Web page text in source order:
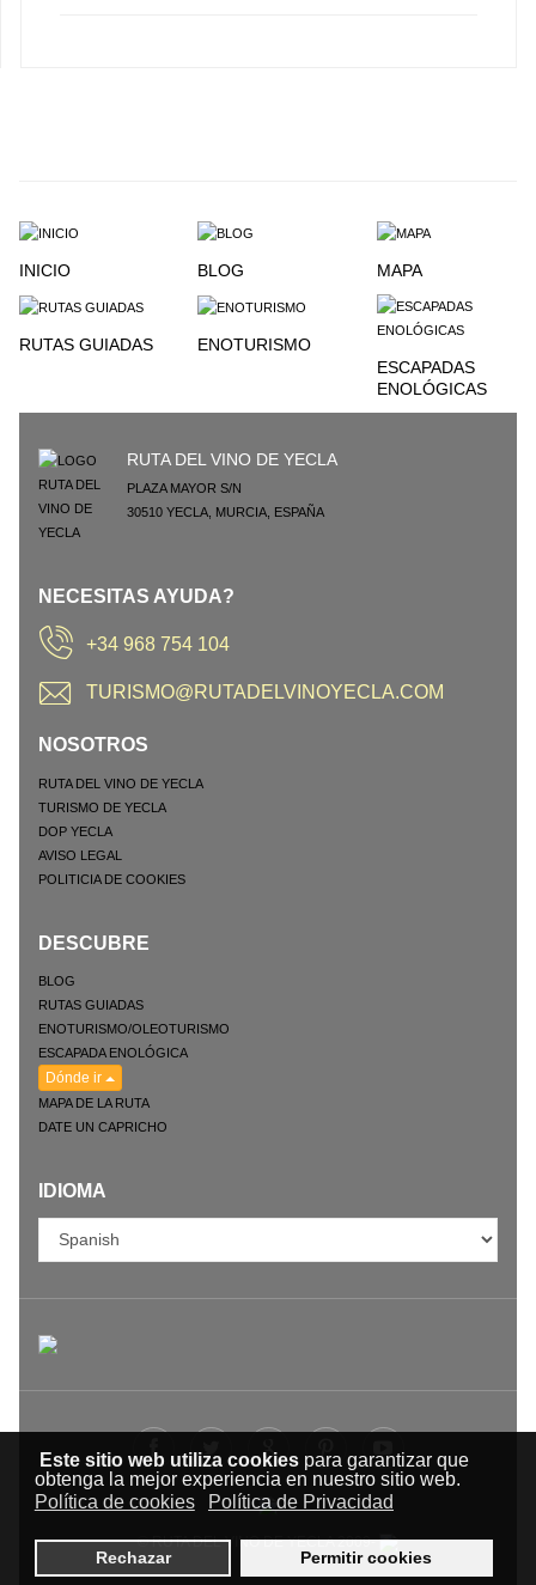
Este sitio web utiliza cookiespara garantizar que
obtenga la mejor experiencia en nuestro sitio web.
Política de cookies
Política de Privacidad
Rechazar
Permitir cookies
INICIO BLOG MAPA
RUTAS GUIADAS
ENOTURISMO
ESCAPADAS
ENOLÓGICAS
RUTA DEL VINO DE YECLA
PLAZA MAYOR S/N
30510 YECLA MURCIA ESPAÑA
NECESITAS AYUDA?
+34 968 754 104
TURISMO@RUTADELVINOYECLA.COM
NOSOTROS
RUTA DEL VINO DE YECLA
TURISMO DE YECLA
DOP YECLA
AVISO LEGAL
POLITICIA DE COOKIES
DESCUBRE
BLOG
RUTAS GUIADAS
ENOTURISMO/OLEOTURISMO
ESCAPADA ENOLÓGICA
Dónde ir
MAPA DE LA RUTA
DATE UN CAPRICHO
IDIOMA
© RUTA DEL VINO DE YECLA 2009-